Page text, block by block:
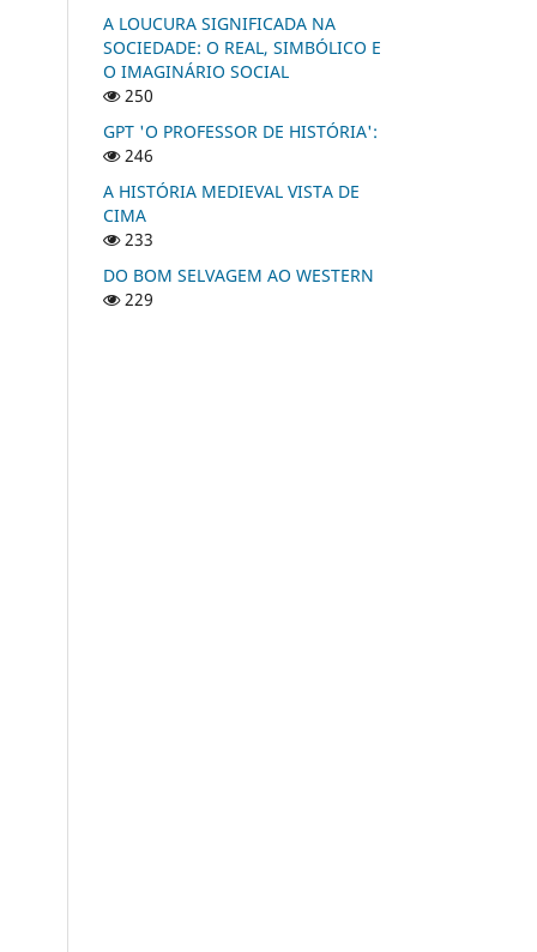
A LOUCURA SIGNIFICADA NA
SOCIEDADE: O REAL, SIMBÓLICO E
O IMAGINÁRIO SOCIAL
250
GPT 'O PROFESSOR DE HISTÓRIA':
246
A HISTÓRIA MEDIEVAL VISTA DE
CIMA
233
DO BOM SELVAGEM AO WESTERN
229